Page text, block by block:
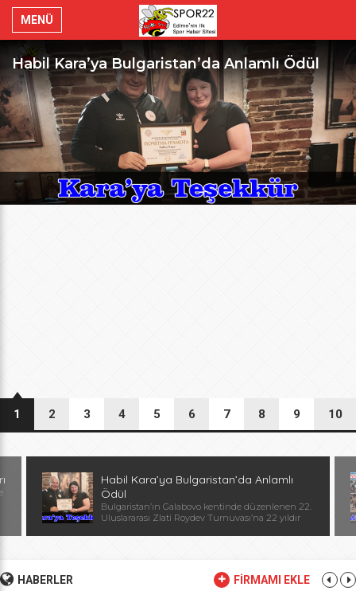
MENÜ
Habil Kara’ya Bulgaristan’da Anlamlı Ödül
1 2 3 4 5 6 7 8 9 10
Habil Kara’ya Bulgaristan’da Anlamlı
Ödül
Bulgaristan’ın Galabovo kentinde düzenlenen 22.
Uluslararası Zlati Roydev Turnuvası’na 22 yıldır
Federasyonu Başkanı, Avrupa ve Dünya
Şampiyonu, olimpiyat ikincisi Stanka Zlateva
HABERLER FİRMAMI EKLE